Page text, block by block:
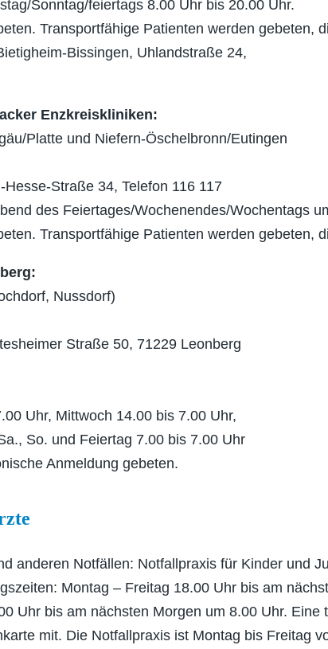
Sonntag/feiertags 8.00 Uhr bis 20.00 Uhr.
Transportfähige Patienten werden gebeten,
Bissingen, Uhlandstraße 24,
Enzkreiskliniken:
Platte und Niefern-Öschelbronn/Eutingen
Straße 34, Telefon 116 117
des Feiertages/Wochenendes/Wochentags
Transportfähige Patienten werden gebeten,
Nussdorf)
Straße 50, 71229 Leonberg
Uhr, Mittwoch 14.00 bis 7.00 Uhr,
So. und Feiertag 7.00 bis 7.00 Uhr
Anmeldung gebeten.
anderen Notfällen: Notfallpraxis für Kinder und
Montag – Freitag 18.00 Uhr bis am
Uhr bis am nächsten Morgen um 8.00 Uhr.
mit. Die Notfallpraxis ist Montag bis Freitag